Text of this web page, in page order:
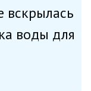
вскрылась
воды для